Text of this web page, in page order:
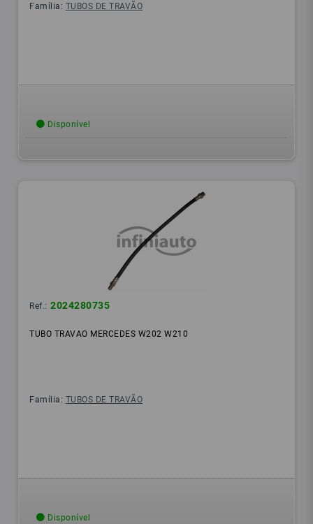
Família: TUBOS DE TRAVÃO
Disponível
Ref.: 2024280735
TUBO TRAVAO MERCEDES W202 W210
Família: TUBOS DE TRAVÃO
Disponível